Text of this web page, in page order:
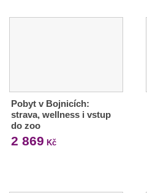
Pobyt v Bojnicích:
strava, wellness i vstup
do zoo
2 869 Kč